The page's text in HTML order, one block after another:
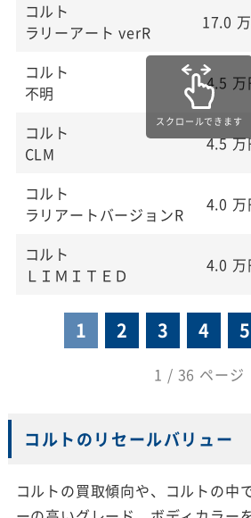
コルト
ラリーアート verR
17.0
コルト
不明
4.5 万
コルト
CLM
4.5万
コルト
ラリアートバージョンR
4.0 万
コルト
ＬＩＭＩＴＥＤ
4.0 万
1 2 3 4 5
1 / 36 ページ
コルトのリセールバリュー
コルトの買取傾向や、コルトの中